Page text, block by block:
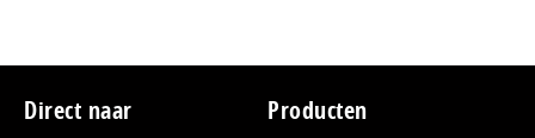
Footer
Direct naar Producten